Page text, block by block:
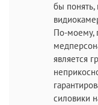
бы понять,
По-моему,
является
силовики